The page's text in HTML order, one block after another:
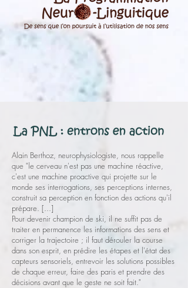
Alain Berthoz, neurophysiologiste, nous rappelle
que "le cerveau n'est pas une machine réactive,
c'est une machine proactive qui projette sur le
monde ses interrogations, ses perceptions internes,
construit sa perception en fonction des actions qu'il
prépare. [...]
Pour devenir champion de ski, il ne suffit pas de
traiter en permanence les informations des sens et
corriger la trajectoire ; il faut dérouler la course
dans son esprit, en prédire les étapes et l'état des
capteurs sensoriels, entrevoir les solutions possibles
de chaque erreur, faire des paris et prendre des
décisions avant que le geste ne soit fait."